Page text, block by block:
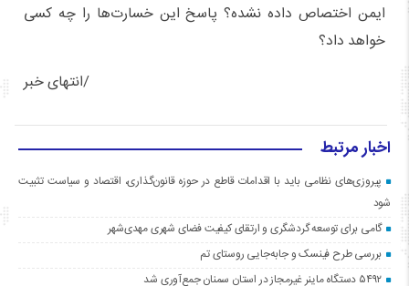
ایمن اختصاص داده نشده؟ پاسخ این خسارت‌ها را چه کسی
خواهد داد؟
انتهای خبر/
اخبار مرتبط
پیروزی‌های نظامی باید با اقدامات قاطع در حوزه قانون‌گذاری، اقتصاد و سیاست تثبیت
شود
گامی برای توسعه گردشگری و ارتقای کیفیت فضای شهری مهدی‌شهر
بررسی طرح فینسک و جابه‌جایی روستای تم
۵۴۹۲ دستگاه ماینر غیرمجاز در استان سمنان جمع‌آوری شد